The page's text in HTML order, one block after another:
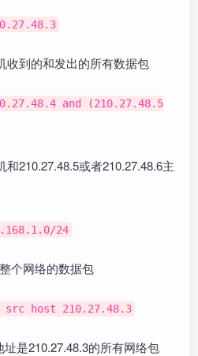
收到的和发出的所有数据包
and (210.27.48.5
210.27.48.5或者210.27.48.6主
24
个网络的数据包
src host 210.27.48.3
是210.27.48.3的所有网络包